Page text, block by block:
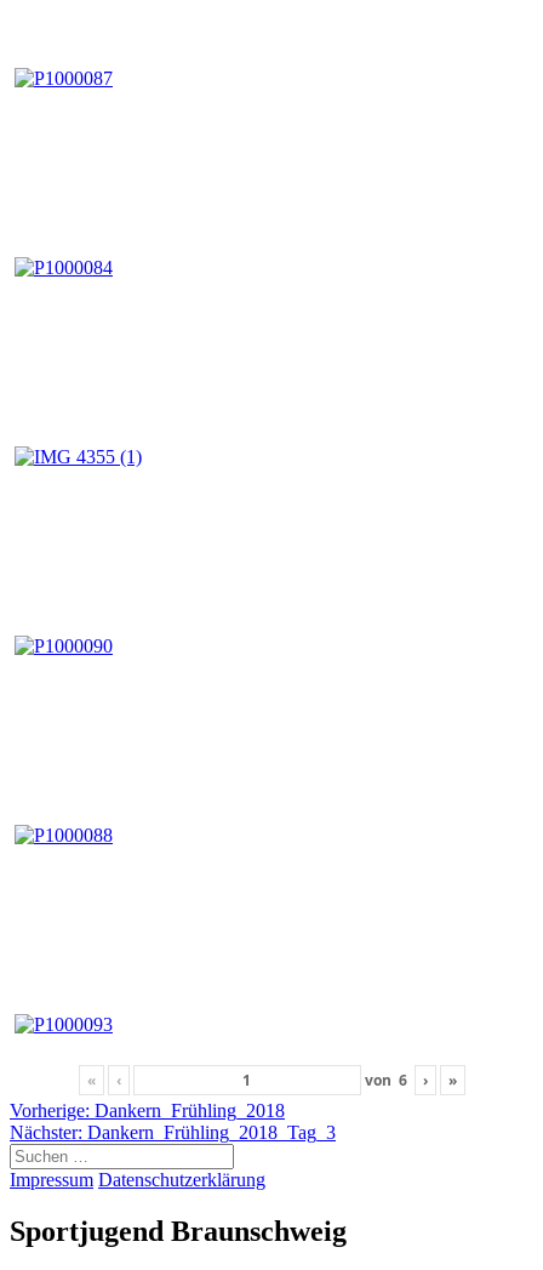
« ‹ von 6 › »
Beitragsnavigation
Vorherige: Vorheriger
Beitrag:
Dankern_Frühling_2018
Nächster: Nächster
Dankern_Frühling_2018_Tag_3
Suche
nach:
Impressum Datenschutzerklärung
Sportjugend Braunschweig